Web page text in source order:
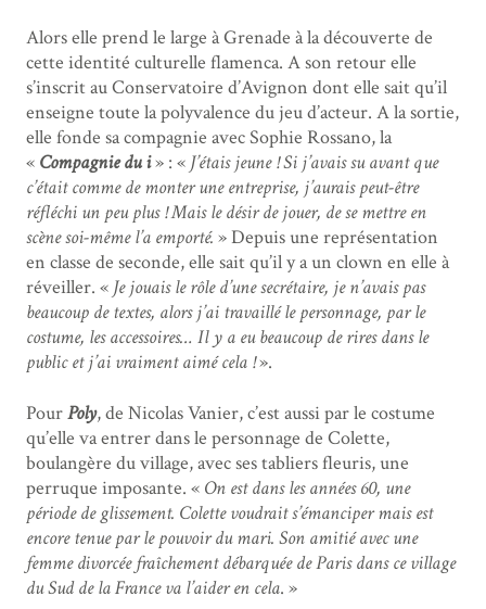
Alors elle prend le large à Grenade à la découverte de
cette identité culturelle flamenca. A son retour elle
s’inscrit au Conservatoire d’Avignon dont elle sait qu’il
enseigne toute la polyvalence du jeu d’acteur. A la sortie,
elle fonde sa compagnie avec Sophie Rossano, la
«Compagnie du i» : « J’étais jeune ! Si j’avais su avant que
c’était comme de monter une entreprise, j’aurais peut-être
réfléchi un peu plus ! Mais le désir de jouer, de se mettre en
scène soi-même l’a emporté. » Depuis une représentation
en classe de seconde, elle sait qu’il y a un clown en elle à
réveiller. « Je jouais le rôle d’une secrétaire, je n’avais pas
beaucoup de textes, alors j’ai travaillé le personnage, par le
costume, les accessoires… Il y a eu beaucoup de rires dans le
public et j’ai vraiment aimé cela !».
PourPoly, de Nicolas Vanier, c’est aussi par le costume
qu’elle va entrer dans le personnage de Colette,
boulangère du village, avec ses tabliers fleuris, une
perruque imposante. « On est dans les années 60, une
période de glissement. Colette voudrait s’émanciper mais est
encore tenue par le pouvoir du mari. Son amitié avec une
femme divorcée fraîchement débarquée de Paris dans ce village
du Sud de la France va l’aider en cela. »